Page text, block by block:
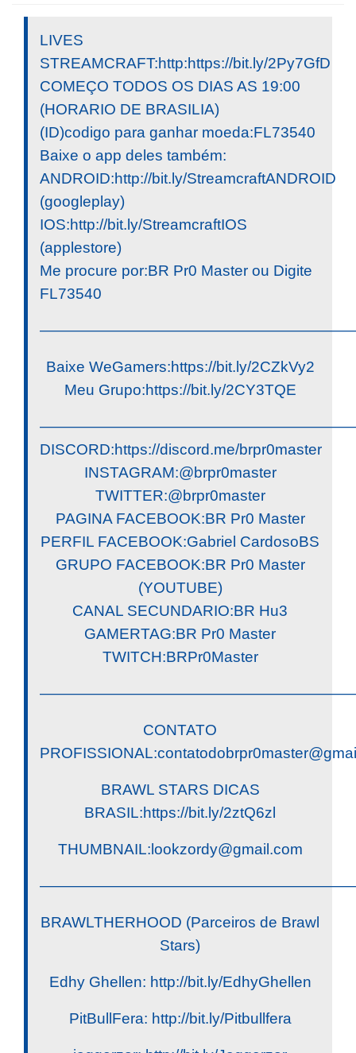
LIVES
STREAMCRAFT:http:https://bit.ly/2Py7GfD
COMEÇO TODOS OS DIAS AS 19:00
(HORARIO DE BRASILIA)
(ID)codigo para ganhar moeda:FL73540
Baixe o app deles também:
ANDROID:http://bit.ly/StreamcraftANDROID
(googleplay)
IOS:http://bit.ly/StreamcraftIOS
(applestore)
Me procure por:BR Pr0 Master ou Digite
FL73540
Baixe WeGamers:https://bit.ly/2CZkVy2
Meu Grupo:https://bit.ly/2CY3TQE
DISCORD:https://discord.me/brpr0master
INSTAGRAM:@brpr0master
TWITTER:@brpr0master
PAGINA FACEBOOK:BR Pr0 Master
PERFIL FACEBOOK:Gabriel CardosoBS
GRUPO FACEBOOK:BR Pr0 Master
(YOUTUBE)
CANAL SECUNDARIO:BR Hu3
GAMERTAG:BR Pr0 Master
TWITCH:BRPr0Master
CONTATO
PROFISSIONAL:
BRAWL STARS DICAS
BRASIL:https://bit.ly/2ztQ6zl
THUMBNAIL: lookzordy@gmail.com
BRAWLTHERHOOD (Parceiros de Brawl
Stars)
Edhy Ghellen: http://bit.ly/EdhyGhellen
PitBullFera: http://bit.ly/Pitbullfera